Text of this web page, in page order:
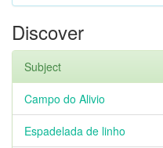
Discover
Subject
Campo do Alivio
Espadelada de linho